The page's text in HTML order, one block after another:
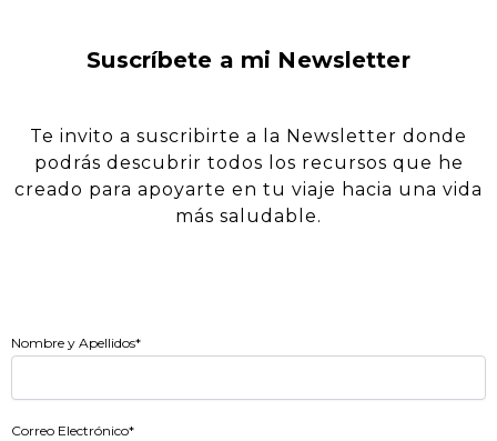
Suscríbete a mi Newsletter
Te invito a suscribirte a la Newsletter donde
podrás descubrir todos los recursos que he
creado para apoyarte en tu viaje hacia una vida
más saludable.
Nombre y Apellidos*
Correo Electrónico*